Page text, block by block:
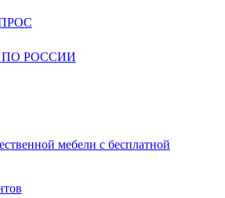
РОССИИ
мебели с бесплатной